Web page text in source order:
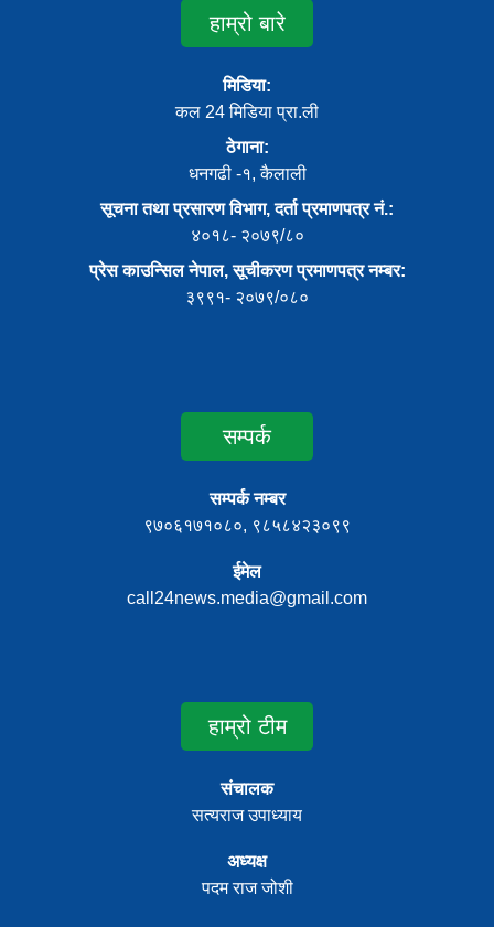
हाम्रो बारे
मिडिया:
कल 24 मिडिया प्रा.ली
ठेगाना:
धनगढी -१, कैलाली
सूचना तथा प्रसारण विभाग, दर्ता प्रमाणपत्र नं.:
४०१८- २०७९/८०
प्रेस काउन्सिल नेपाल, सूचीकरण प्रमाणपत्र नम्बर:
३९९१- २०७९/०८०
सम्पर्क
सम्पर्क नम्बर
९७०६१७१०८०, ९८५८४२३०९९
ईमेल
call24news.media@gmail.com
हाम्रो टीम
संचालक
सत्यराज उपाध्याय
अध्यक्ष
पदम राज जोशी